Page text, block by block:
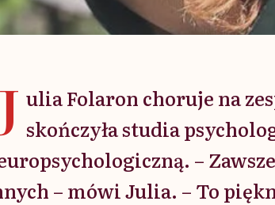
ulia Folaron choruje na
skończyła studia
–
– mówi Julia. – To